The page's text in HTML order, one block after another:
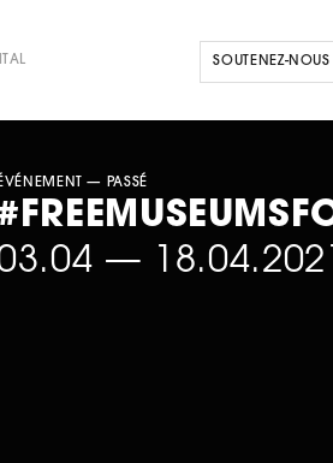
SOUTENEZ-
ÉVÉNEMENT — PASSÉ
—